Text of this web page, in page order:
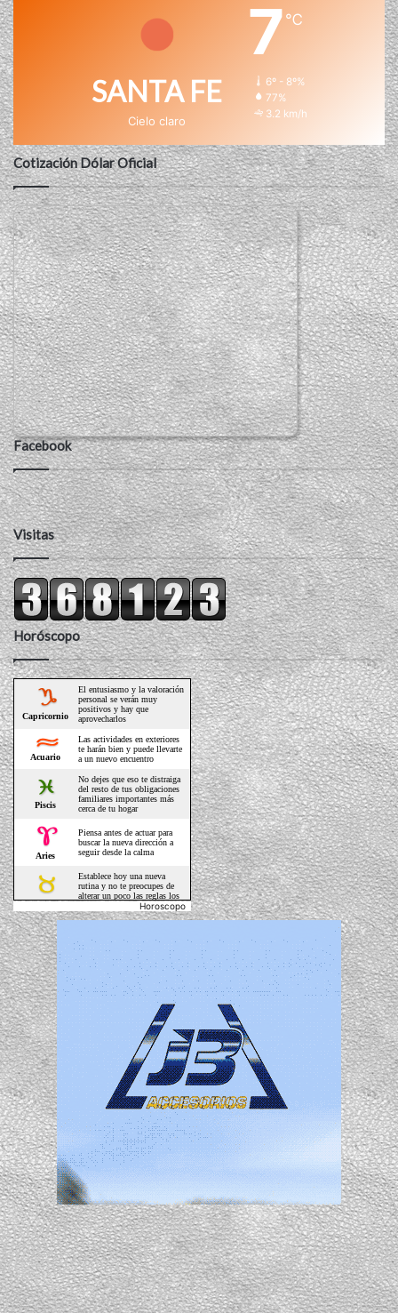
SANTA FE
Cielo claro
7℃
6º - 8º%
77%
3.2 km/h
Cotización Dólar Oficial
Facebook
Visitas
Horóscopo
Horoscopo